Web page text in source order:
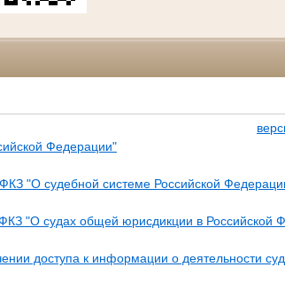
Федерации"
"О судебной системе Российской
"О судах общей юрисдикции в Российской
доступа к информации о деятельности